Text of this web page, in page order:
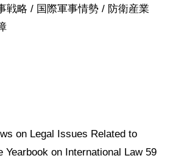
戦略 / 国際軍事情勢 / 防衛産業
on Legal Issues Related to
Yearbook on International Law 59